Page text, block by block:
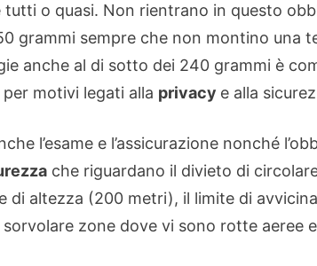
tutti o quasi. Non rientrano in questo
grammi sempre che non montino una
anche al di sotto dei 240 grammi è
motivi legati alla privacy e alla
l’esame e l’assicurazione nonché
che riguardano il divieto di
di altezza (200 metri), il limite di
zone dove vi sono rotte aeree